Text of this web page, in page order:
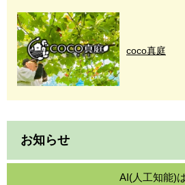
coco真庭
お知らせ
AI(人工知能)